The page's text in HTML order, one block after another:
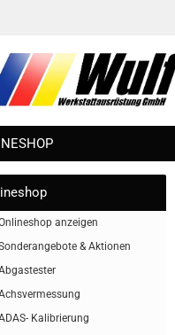
anzeigen
& Aktionen
Kalibrierung